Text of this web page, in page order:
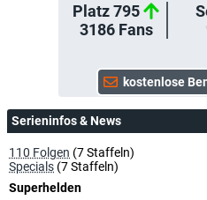
Platz 795
3186Fans
Serieninfos & News
110 Folgen (7 Staffeln)
Specials (7 Staffeln)
Superhelden